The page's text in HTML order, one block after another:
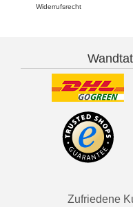
Widerrufsrecht
Zufriedene